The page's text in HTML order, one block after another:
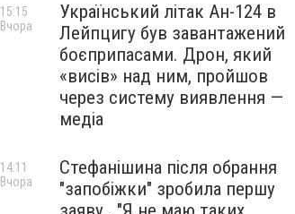
Український літак Ан-124 в
Лейпцигу був завантажений
боєприпасами. Дрон, який
«висів» над ним, пройшов
через систему виявлення —
медіа
15:15
Вчора
Стефанішина після обрання
"запобіжки" зробила першу
14:11
Вчора